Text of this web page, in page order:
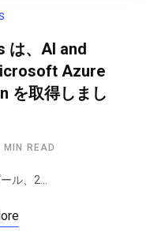
は、Al and
Azure
を取得しまし
MIN READ
ル、2…